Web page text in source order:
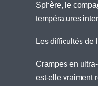
Sphère, le
températures
Les difficultés de
Crampes en
est-elle vraiment